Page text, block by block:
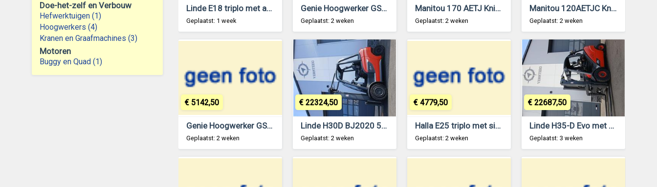
Doe-het-zelf en Verbouw
Hefwerktuigen (1)
Hoogwerkers (4)
Kranen en Graafmachines (3)
Motoren
Buggy en Quad (1)
Linde E18 triplo met accu van 2020!!
Geplaatst: 1 week
Genie Hoogwerker GS-1532 bj2017!!
Geplaatst: 2 weken
Manitou 170 AETJ Knikgiek hoogwerker 17m!!
Geplaatst: 2 weken
Manitou 120AETJC Knikgiek hoogwerker 12m!!
Geplaatst: 2 weken
Genie Hoogwerker GS-1532
Geplaatst: 2 weken
€ 5142,50
Linde H30D BJ2020 5400mm hoog!!
Geplaatst: 2 weken
€ 22324,50
Halla E25 triplo met sideshift 4.7m hoog!!
Geplaatst: 2 weken
€ 4779,50
Linde H35-D Evo met vorkenversteller bj2019!!
Geplaatst: 3 weken
€ 22687,50